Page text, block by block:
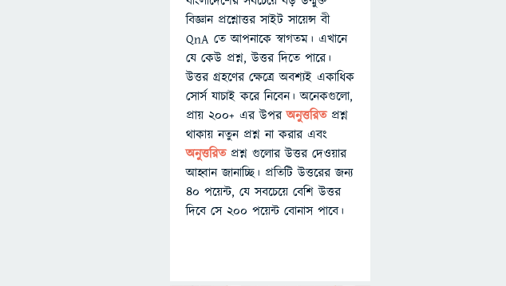
বিজ্ঞান প্রশ্নোত্তর সাইট সায়েন্স বী
QnA তে আপনাকে স্বাগতম। এখানে
যে কেউ প্রশ্ন, উত্তর দিতে পারে।
উত্তর গ্রহণের ক্ষেত্রে অবশ্যই একাধিক
সোর্স যাচাই করে নিবেন। অনেকগুলো,
প্রায় ২০০+ এর উপরঅনুত্তরিতপ্রশ্ন
থাকায় নতুন প্রশ্ন না করার এবং
অনুত্তরিত প্রশ্ন গুলোর উত্তর দেওয়ার
আহ্বান জানাচ্ছি। প্রতিটি উত্তরের জন্য
৪০ পয়েন্ট, যে সবচেয়ে বেশি উত্তর
দিবে সে ২০০ পয়েন্ট বোনাস পাবে।